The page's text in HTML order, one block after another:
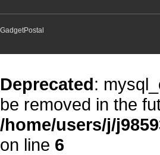
GadgetPostal
Deprecated:
be removed in the
/home/users/j/
on line 6